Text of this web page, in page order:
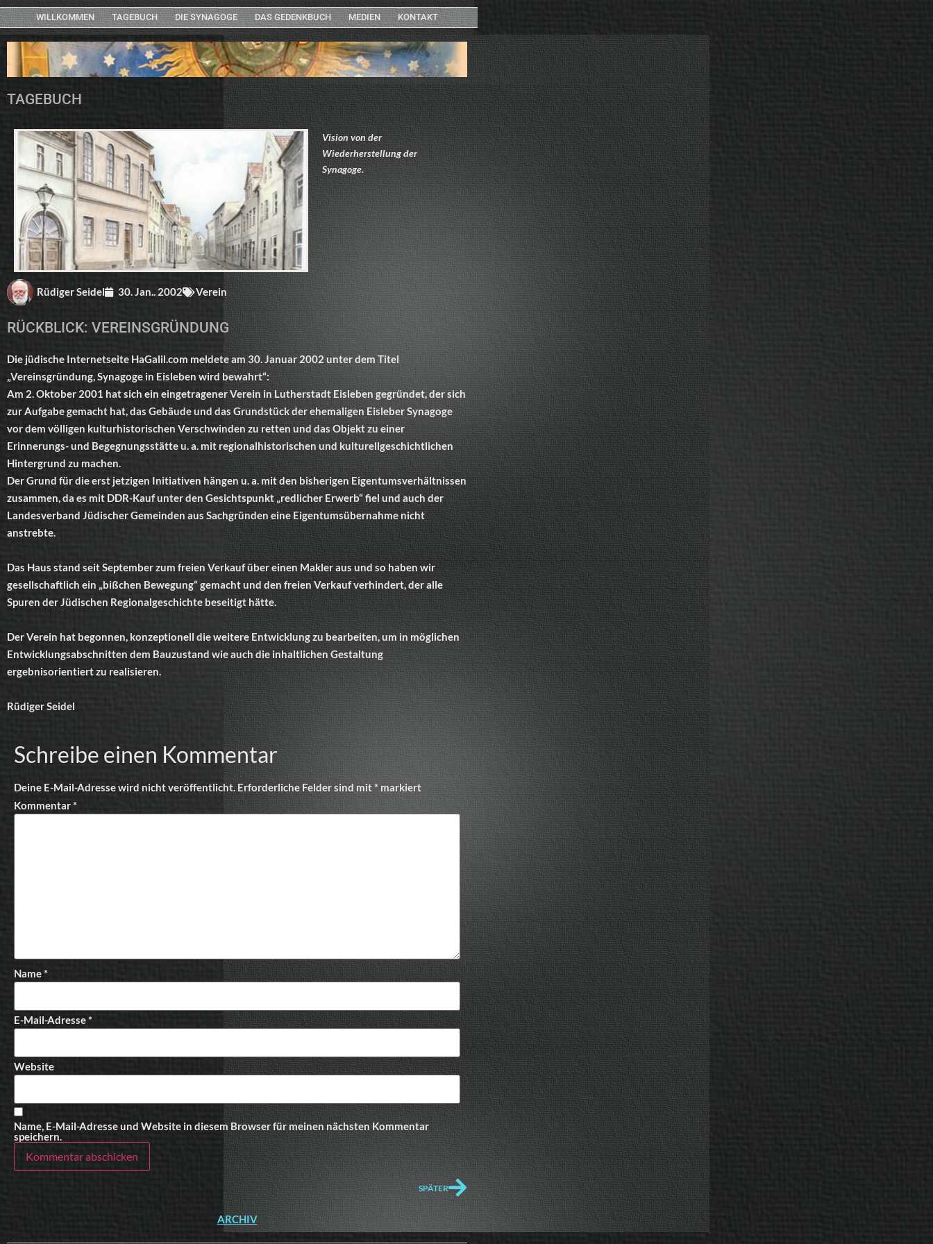
WILLKOMMEN TAGEBUCH DIE SYNAGOGE DAS GEDENKBUCH MEDIEN KONTAKT
TAGEBUCH
Vision von der
Wiederherstellung der
Synagoge.
Rüdiger Seidel 30. Jan.. 2002 Verein
RÜCKBLICK: VEREINSGRÜNDUNG
Die jüdische Internetseite HaGalil.com meldete am 30. Januar 2002 unter dem Titel
„Vereinsgründung, Synagoge in Eisleben wird bewahrt“:
Am 2. Oktober 2001 hat sich ein eingetragener Verein in Lutherstadt Eisleben gegründet, der sich
zur Aufgabe gemacht hat, das Gebäude und das Grundstück der ehemaligen Eisleber Synagoge
vor dem völligen kulturhistorischen Verschwinden zu retten und das Objekt zu einer
Erinnerungs- und Begegnungsstätte u. a. mit regionalhistorischen und kulturellgeschichtlichen
Hintergrund zu machen.
Der Grund für die erst jetzigen Initiativen hängen u. a. mit den bisherigen Eigentumsverhältnissen
zusammen, da es mit DDR-Kauf unter den Gesichtspunkt „redlicher Erwerb“ fiel und auch der
Landesverband Jüdischer Gemeinden aus Sachgründen eine Eigentumsübernahme nicht
anstrebte.
Das Haus stand seit September zum freien Verkauf über einen Makler aus und so haben wir
gesellschaftlich ein „bißchen Bewegung“ gemacht und den freien Verkauf verhindert, der alle
Spuren der Jüdischen Regionalgeschichte beseitigt hätte.
Der Verein hat begonnen, konzeptionell die weitere Entwicklung zu bearbeiten, um in möglichen
Entwicklungsabschnitten dem Bauzustand wie auch die inhaltlichen Gestaltung
ergebnisorientiert zu realisieren.
Rüdiger Seidel
Schreibe einen Kommentar
Deine E-Mail-Adresse wird nicht veröffentlicht. Erforderliche Felder sind mit* markiert
Kommentar*
Name*
E-Mail-Adresse*
Website
Name, E-Mail-Adresse und Website in diesem Browser für meinen nächsten Kommentar
speichern.
SPÄTER
ARCHIV